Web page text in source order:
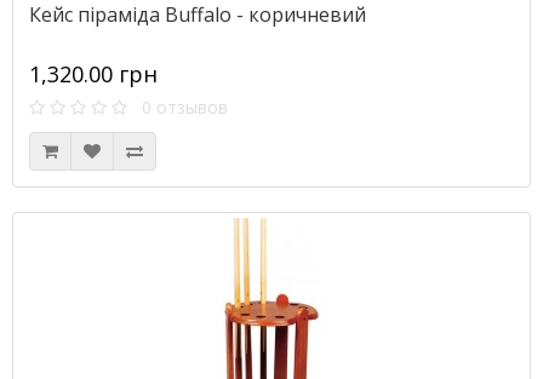
Кейс піраміда Buffalo - коричневий
1,320.00 грн
0 отзывов